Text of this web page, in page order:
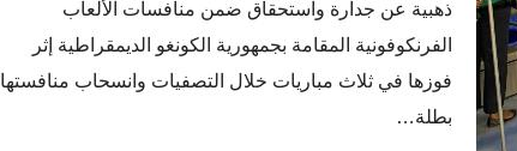
ذهبية عن جدارة واستحقاق ضمن منافسات الألعاب
الفرنكوفونية المقامة بجمهورية الكونغو الديمقراطية إثر
فوزها في ثلاث مباريات خلال التصفيات وانسحاب منافستها
بطلة…